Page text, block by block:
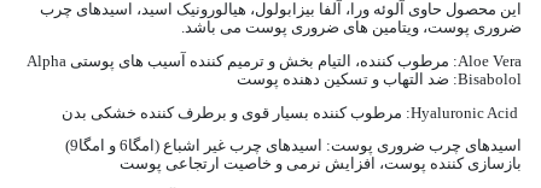
این محصول حاوی آلوئه ورا، آلفا بیزابولول، هیالورونیک اسید، اسیدهای چرب
ضروری پوست، ویتامین های ضروری پوست می باشد.
Aloe Vera: مرطوب کننده، التیام بخش و ترمیم کننده آسیب های پوستی Alpha
Bisabolol: ضد التهاب و تسکین دهنده پوست
اسیدهای چرب ضروری پوست: اسیدهای چرب غیر اشباع (امگا6 و امگا9)
بازسازی کننده پوست، افزایش نرمی و خاصیت ارتجاعی پوست